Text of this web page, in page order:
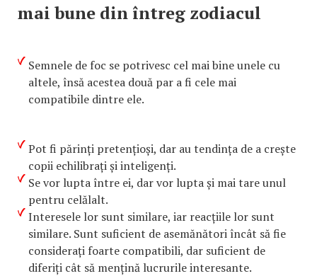
mai bune din întreg zodiacul
Semnele de foc se potrivesc cel mai bine unele cu
altele, însă acestea două par a fi cele mai
compatibile dintre ele.
Pot fi părinți pretențioși, dar au tendința de a crește
copii echilibrați și inteligenți.
Se vor lupta între ei, dar vor lupta și mai tare unul
pentru celălalt.
Interesele lor sunt similare, iar reacțiile lor sunt
similare. Sunt suficient de asemănători încât să fie
considerați foarte compatibili, dar suficient de
diferiți cât să mențină lucrurile interesante.